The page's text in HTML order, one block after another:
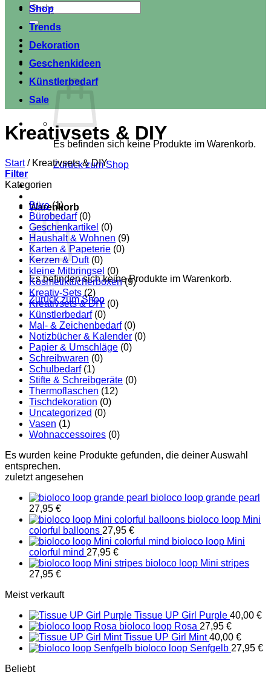
Suche
nach:
Es befinden sich keine Produkte im Warenkorb.
Zurück zum Shop
Warenkorb
Es befinden sich keine Produkte im Warenkorb.
Zurück zum Shop
Shop
Trends
Dekoration
Geschenkideen
Künstlerbedarf
Sale
Kreativsets & DIY
Start /Kreativsets & DIY
Filter
Kategorien
Büro (1)
Bürobedarf (0)
Geschenkartikel (0)
Haushalt & Wohnen (9)
Karten & Papeterie (0)
Kerzen & Duft (0)
kleine Mitbringsel (0)
Kosmetiktücherboxen (9)
Kreativ-Sets (2)
Kreativsets & DIY (0)
Künstlerbedarf (0)
Mal- & Zeichenbedarf (0)
Notizbücher & Kalender (0)
Papier & Umschläge (0)
Schreibwaren (0)
Schulbedarf (1)
Stifte & Schreibgeräte (0)
Thermoflaschen (12)
Tischdekoration (0)
Uncategorized (0)
Vasen (1)
Wohnaccessoires (0)
Es wurden keine Produkte gefunden, die deiner Auswahl
entsprechen.
zuletzt angesehen
bioloco loop grande pearl
27,95 €
bioloco loop Mini
colorful balloons 27,95 €
bioloco loop Mini
colorful mind 27,95 €
bioloco loop Mini stripes
27,95 €
Meist verkauft
Tissue UP Girl Purple 40,00 €
bioloco loop Rosa 27,95 €
Tissue UP Girl Mint 40,00 €
bioloco loop Senfgelb 27,95 €
Beliebt